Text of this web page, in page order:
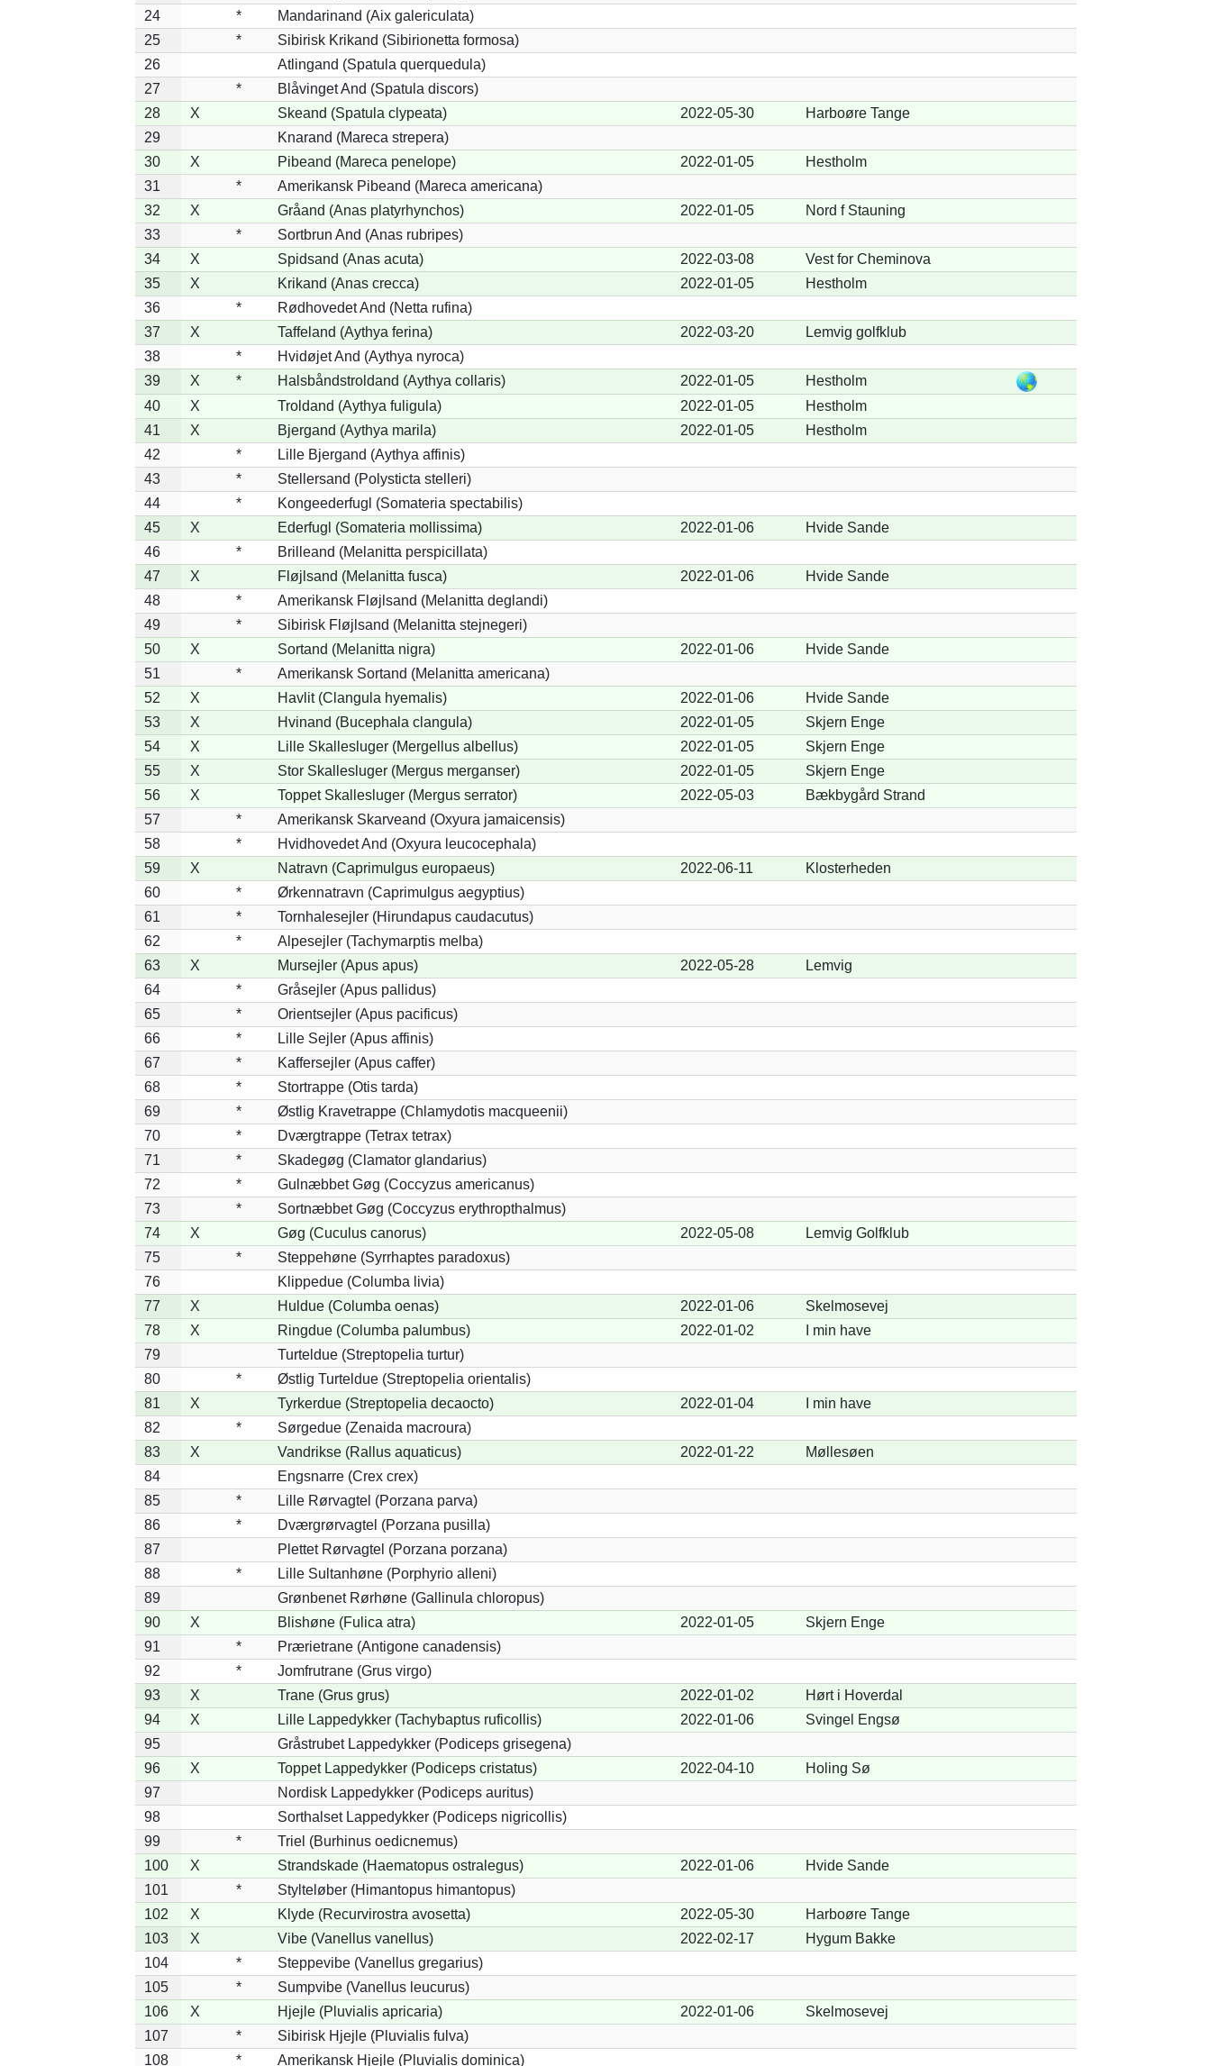
24
*
Mandarinand (Aix galericulata)
25
*
Sibirisk Krikand (Sibirionetta formosa)
26
Atlingand (Spatula querquedula)
27
*
Blåvinget And (Spatula discors)
28
X Skeand (Spatula clypeata) 2022-05-30
Harboøre Tange
29
Knarand (Mareca strepera)
30
X Pibeand (Mareca penelope) 2022-01-05
Hestholm
31
*
Amerikansk Pibeand (Mareca americana)
32
X Gråand (Anas platyrhynchos) 2022-01-05
Nord f Stauning
33
*
Sortbrun And (Anas rubripes)
34
X Spidsand (Anas acuta) 2022-03-08
Vest for Cheminova
35
X Krikand (Anas crecca) 2022-01-05
Hestholm
36
*
Rødhovedet And (Netta rufina)
37
X Taffeland (Aythya ferina) 2022-03-20
Lemvig golfklub
38
*
Hvidøjet And (Aythya nyroca)
39
X * Halsbåndstroldand (Aythya collaris) 2022-01-05
Hestholm
40
X Troldand (Aythya fuligula) 2022-01-05
Hestholm
41
X Bjergand (Aythya marila) 2022-01-05
Hestholm
42
*
Lille Bjergand (Aythya affinis)
43
*
Stellersand (Polysticta stelleri)
44
*
Kongeederfugl (Somateria spectabilis)
45
X Ederfugl (Somateria mollissima) 2022-01-06
Hvide Sande
46
*
Brilleand (Melanitta perspicillata)
47
X Fløjlsand (Melanitta fusca) 2022-01-06
Hvide Sande
48
*
Amerikansk Fløjlsand (Melanitta deglandi)
49
*
Sibirisk Fløjlsand (Melanitta stejnegeri)
50
X Sortand (Melanitta nigra) 2022-01-06
Hvide Sande
51
*
Amerikansk Sortand (Melanitta americana)
52
X Havlit (Clangula hyemalis) 2022-01-06
Hvide Sande
53
X Hvinand (Bucephala clangula) 2022-01-05
Skjern Enge
54
X Lille Skallesluger (Mergellus albellus) 2022-01-05
Skjern Enge
55
X Stor Skallesluger (Mergus merganser) 2022-01-05
Skjern Enge
56
X Toppet Skallesluger (Mergus serrator) 2022-05-03
Bækbygård Strand
57
*
Amerikansk Skarveand (Oxyura jamaicensis)
58
*
Hvidhovedet And (Oxyura leucocephala)
59
X Natravn (Caprimulgus europaeus) 2022-06-11
Klosterheden
60
*
Ørkennatravn (Caprimulgus aegyptius)
61
*
Tornhalesejler (Hirundapus caudacutus)
62
*
Alpesejler (Tachymarptis melba)
63
X Mursejler (Apus apus) 2022-05-28
Lemvig
64
*
Gråsejler (Apus pallidus)
65
*
Orientsejler (Apus pacificus)
66
*
Lille Sejler (Apus affinis)
67
*
Kaffersejler (Apus caffer)
68
*
Stortrappe (Otis tarda)
69
*
Østlig Kravetrappe (Chlamydotis macqueenii)
70
*
Dværgtrappe (Tetrax tetrax)
71
*
Skadegøg (Clamator glandarius)
72
*
Gulnæbbet Gøg (Coccyzus americanus)
73
*
Sortnæbbet Gøg (Coccyzus erythropthalmus)
74
X Gøg (Cuculus canorus) 2022-05-08
Lemvig Golfklub
75
*
Steppehøne (Syrrhaptes paradoxus)
76
Klippedue (Columba livia)
77
X Huldue (Columba oenas) 2022-01-06
Skelmosevej
78
X Ringdue (Columba palumbus) 2022-01-02
I min have
79
Turteldue (Streptopelia turtur)
80
*
Østlig Turteldue (Streptopelia orientalis)
81
X Tyrkerdue (Streptopelia decaocto) 2022-01-04
I min have
82
*
Sørgedue (Zenaida macroura)
83
X Vandrikse (Rallus aquaticus) 2022-01-22
Møllesøen
84
Engsnarre (Crex crex)
85
*
Lille Rørvagtel (Porzana parva)
86
*
Dværgrørvagtel (Porzana pusilla)
87
Plettet Rørvagtel (Porzana porzana)
88
*
Lille Sultanhøne (Porphyrio alleni)
89
Grønbenet Rørhøne (Gallinula chloropus)
90
X Blishøne (Fulica atra) 2022-01-05
Skjern Enge
91
*
Prærietrane (Antigone canadensis)
92
*
Jomfrutrane (Grus virgo)
93
X Trane (Grus grus) 2022-01-02
Hørt i Hoverdal
94
X Lille Lappedykker (Tachybaptus ruficollis) 2022-01-06
Svingel Engsø
95
Gråstrubet Lappedykker (Podiceps grisegena)
96
X Toppet Lappedykker (Podiceps cristatus) 2022-04-10
Holing Sø
97
Nordisk Lappedykker (Podiceps auritus)
98
Sorthalset Lappedykker (Podiceps nigricollis)
99
*
Triel (Burhinus oedicnemus)
100
X Strandskade (Haematopus ostralegus) 2022-01-06
Hvide Sande
101
*
Stylteløber (Himantopus himantopus)
102
X Klyde (Recurvirostra avosetta) 2022-05-30
Harboøre Tange
103
X Vibe (Vanellus vanellus) 2022-02-17
Hygum Bakke
104
*
Steppevibe (Vanellus gregarius)
105
*
Sumpvibe (Vanellus leucurus)
106
X Hjejle (Pluvialis apricaria) 2022-01-06
Skelmosevej
107
*
Sibirisk Hjejle (Pluvialis fulva)
108
* Amerikansk Hjejle (Pluvialis dominica)